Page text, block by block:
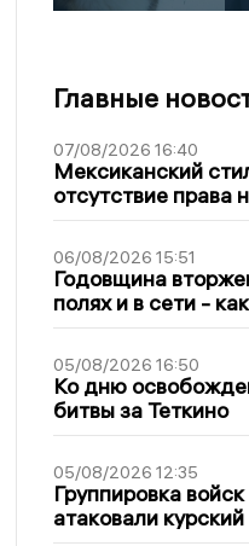
Главные
07/08/2026 16:40
Мексиканский
отсутствие
06/08/2026 15:51
Годовщина
полях и в сети -
05/08/2026 16:50
Ко дню
битвы за Теткино
05/08/2026 12:35
Группировка
атаковали